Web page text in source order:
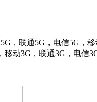
，联通5G，电信5G，移
移动3G，联通3G，电信